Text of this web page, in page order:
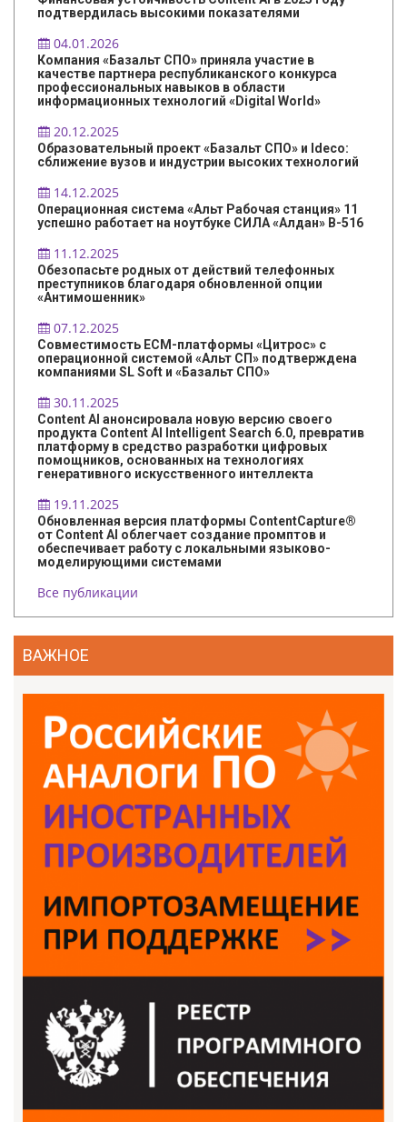
подтвердилась высокими показателями
04.01.2026
Компания «Базальт СПО» приняла участие в
качестве партнера республиканского конкурса
профессиональных навыков в области
информационных технологий «Digital World»
20.12.2025
Образовательный проект «Базальт СПО» и Ideco:
сближение вузов и индустрии высоких технологий
14.12.2025
Операционная система «Альт Рабочая станция» 11
успешно работает на ноутбуке СИЛА «Алдан» B-516
11.12.2025
Обезопасьте родных от действий телефонных
преступников благодаря обновленной опции
«Антимошенник»
07.12.2025
Совместимость ECM-платформы «Цитрос» с
операционной системой «Альт СП» подтверждена
компаниями SL Soft и «Базальт СПО»
30.11.2025
Content AI анонсировала новую версию своего
продукта Content AI Intelligent Search 6.0, превратив
платформу в средство разработки цифровых
помощников, основанных на технологиях
генеративного искусственного интеллекта
19.11.2025
Обновленная версия платформы ContentCapture®
от Content AI облегчает создание промптов и
обеспечивает работу с локальными языково-
моделирующими системами
Все публикации
ВАЖНОЕ